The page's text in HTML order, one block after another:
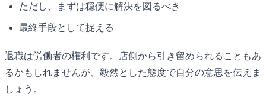
ただし、まずは穏便に解決を図るべき
最終手段として捉える
退職は労働者の権利です。店側から引き留められることもあ
るかもしれませんが、毅然とした態度で自分の意思を伝えま
しょう。